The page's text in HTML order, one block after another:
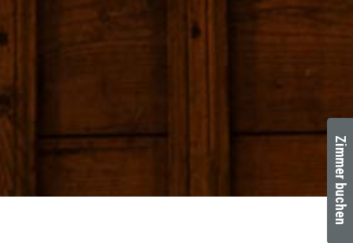
Zimmer buchen